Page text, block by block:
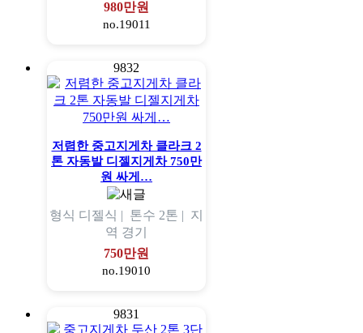
980만원
no.19011
9832
저렴한 중고지게차 클라크 2
톤 자동발 디젤지게차 750만
원 싸게…
형식 디젤식 | 톤수 2톤 | 지
역 경기
750만원
no.19010
9831